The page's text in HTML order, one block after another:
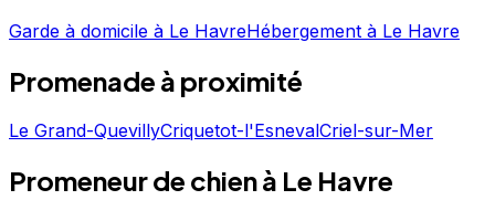
Garde à domicile à Le HavreHébergement à Le Havre
Promenade à proximité
Le Grand-QuevillyCriquetot-l'EsnevalCriel-sur-Mer
Promeneur de chien à Le Havre